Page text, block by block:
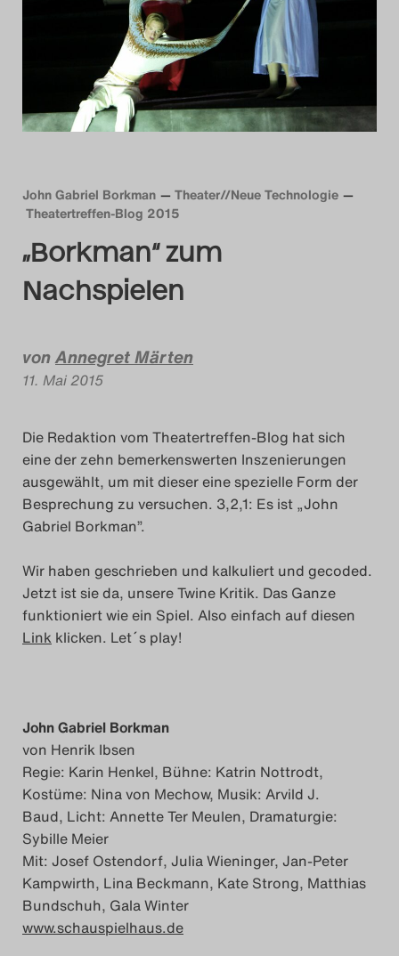
Das Theatertreffen-Blog
2014
Das Theatertreffen-Blog
Das Theatertreffen-Blog
2016
Das Theatertreffen-Blog
2017
Das Theatertreffen-Blog
Das Theatertreffen-Blog
2018 Alumni
Das Theatertreffen-Blog
Das Theatertreffen-Blog
2020
Das Theatertreffen-Blog
2022
Das Theatertreffen-Blog
2023
Das Theatertreffen-Blog
2024
John Gabriel Borkman
Theater//Neue Technologie
Theatertreffen-Blog 2015
„Borkman“ zum
Nachspielen
vonAnnegret Märten
11. Mai 2015
Die Redaktion vom Theatertreffen-Blog hat sich
eine der zehn bemerkenswerten Inszenierungen
ausgewählt, um mit dieser eine spezielle Form der
Besprechung zu versuchen. 3,2,1: Es ist „John
Gabriel Borkman”.
Wir haben geschrieben und kalkuliert und gecoded.
Jetzt ist sie da, unsere Twine Kritik. Das Ganze
funktioniert wie ein Spiel. Also einfach auf diesen
Link klicken. Let´s play!
John Gabriel Borkman
von Henrik Ibsen
Regie: Karin Henkel, Bühne: Katrin Nottrodt,
Kostüme: Nina von Mechow, Musik: Arvild J.
Baud, Licht: Annette Ter Meulen, Dramaturgie:
Sybille Meier
Mit: Josef Ostendorf, Julia Wieninger, Jan-Peter
Kampwirth, Lina Beckmann, Kate Strong, Matthias
Bundschuh, Gala Winter
www.schauspielhaus.de